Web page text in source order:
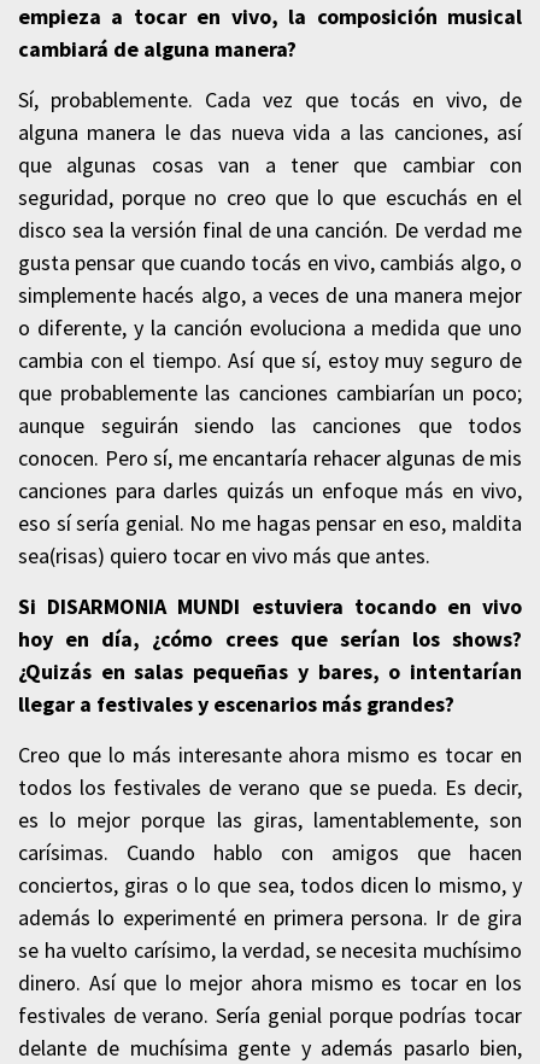
empieza a tocar en vivo, la composición musical
cambiará de alguna manera?
Sí, probablemente. Cada vez que tocás en vivo, de
alguna manera le das nueva vida a las canciones, así
que algunas cosas van a tener que cambiar con
seguridad, porque no creo que lo que escuchás en el
disco sea la versión final de una canción. De verdad me
gusta pensar que cuando tocás en vivo, cambiás algo, o
simplemente hacés algo, a veces de una manera mejor
o diferente, y la canción evoluciona a medida que uno
cambia con el tiempo. Así que sí, estoy muy seguro de
que probablemente las canciones cambiarían un poco;
aunque seguirán siendo las canciones que todos
conocen. Pero sí, me encantaría rehacer algunas de mis
canciones para darles quizás un enfoque más en vivo,
eso sí sería genial. No me hagas pensar en eso, maldita
sea(risas) quiero tocar en vivo más que antes.
Si DISARMONIA MUNDI estuviera tocando en vivo
hoy en día, ¿cómo crees que serían los shows?
¿Quizás en salas pequeñas y bares, o intentarían
llegar a festivales y escenarios más grandes?
Creo que lo más interesante ahora mismo es tocar en
todos los festivales de verano que se pueda. Es decir,
es lo mejor porque las giras, lamentablemente, son
carísimas. Cuando hablo con amigos que hacen
conciertos, giras o lo que sea, todos dicen lo mismo, y
además lo experimenté en primera persona. Ir de gira
se ha vuelto carísimo, la verdad, se necesita muchísimo
dinero. Así que lo mejor ahora mismo es tocar en los
festivales de verano. Sería genial porque podrías tocar
delante de muchísima gente y además pasarlo bien,